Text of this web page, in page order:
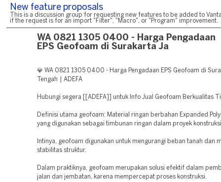
New feature proposals
This is a discussion group for requesting new features to be added to
if the request is for an import "Filter", "Macro", or "Program" improvement.
WA 0821 1305 0400 - Harga Pengadaan
EPS Geofoam di Surakarta Ja
💎 WA 0821 1305 0400 - Harga Pengadaan EPS Geofoam di
Tengah | ADEFA
Hubungi segera [[ADEFA]] untuk Info Jual Geofoam Berkualitas
Definisi utama geofoam: Material ringan berbahan Expanded
yang digunakan sebagai timbunan ringan dalam proyek
Intinya, geofoam digunakan untuk mengurangi beban tanah dan
stabilitas struktur.
Dalam praktiknya, geofoam merupakan solusi efektif dalam
jalan dan jembatan, karena mempercepat proses konstruksi.